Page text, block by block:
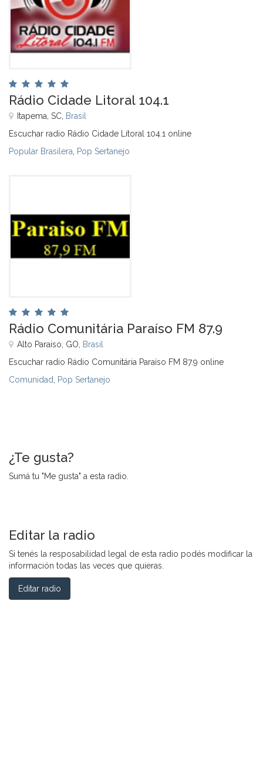
Rádio Cidade Litoral 104.1
Itapema, SC, Brasil
Escuchar radio Rádio Cidade Litoral 104.1 online
Popular Brasilera Pop Sertanejo
Rádio Comunitária Paraíso FM 87.9
Alto Paraiso, GO, Brasil
Escuchar radio Rádio Comunitária Paraíso FM 87.9 online
Comunidad Pop Sertanejo
¿Te gusta?
Sumá tu "Me gusta" a esta radio.
Editar la radio
Si tenés la resposabilidad legal de esta radio podés modificar la
información todas las veces que quieras.
Editar radio